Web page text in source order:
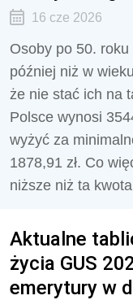
16 cze 2026
Osoby po 50.
później niż w
że nie stać ich na
Polsce wynosi
wyżyć za
1878,91 zł. Co
niższe niż ta
Aktualne
życia GUS
emerytury w